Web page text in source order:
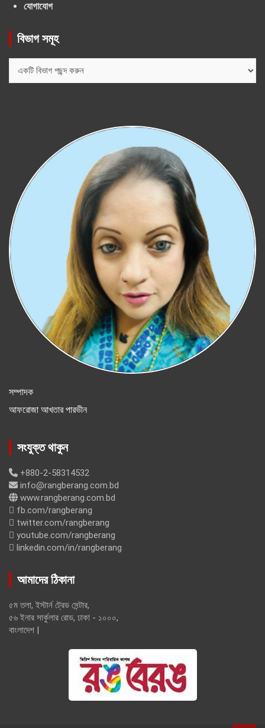
যোগাযোগ
বিভাগ সমূহ
সম্পাদক
আফরোজা আখতার পারভীন
সংযুক্ত থাকুন
+880-2-58314532
info@rangberang.com.bd
www.rangberang.com.bd
fb.com/rangberang
twitter.com/rangberang
youtube.com/rangberang
linkedin.com/in/rangberang
আমাদের ঠিকানা
৫ম তলা, ইস্টার্ন ট্রেড সেন্টার,
৫৬ ইনার সার্কুলার রোড, ঢাকা - ১০০০,
বাংলাদেশ |